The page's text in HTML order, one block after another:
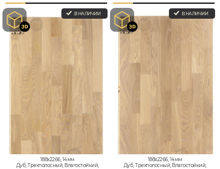
В НАЛИЧИИ
188x2266, 14мм
Дуб, Трехполосный, Влагостойкий,
В НАЛИЧИИ
188x2266, 14мм
Дуб, Трехполосный, Влагостойкий,